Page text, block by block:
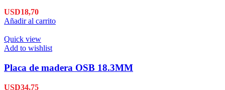
USD18,70
Añadir al carrito
Quick view
Add to wishlist
Placa de madera OSB 18.3MM
USD34,75